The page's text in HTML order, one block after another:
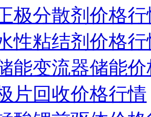
极分散剂价格
性粘结剂价格
能变流器储能
片回收价格行情